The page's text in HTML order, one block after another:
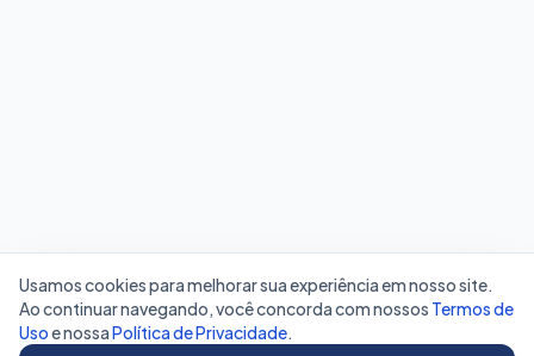
Usamos cookies para melhorar sua experiência em nosso site.
Ao continuar navegando, você concorda com nossos Termos de
Usoe nossaPolítica de Privacidade.